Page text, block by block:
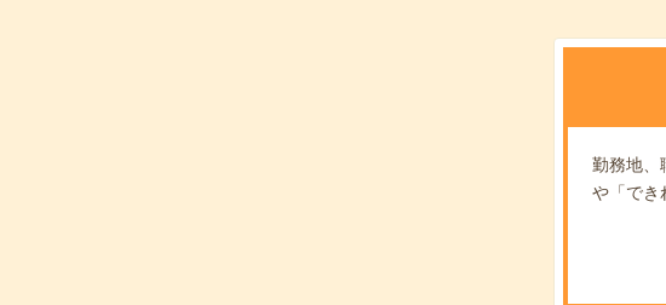
勤務地、
や「でき